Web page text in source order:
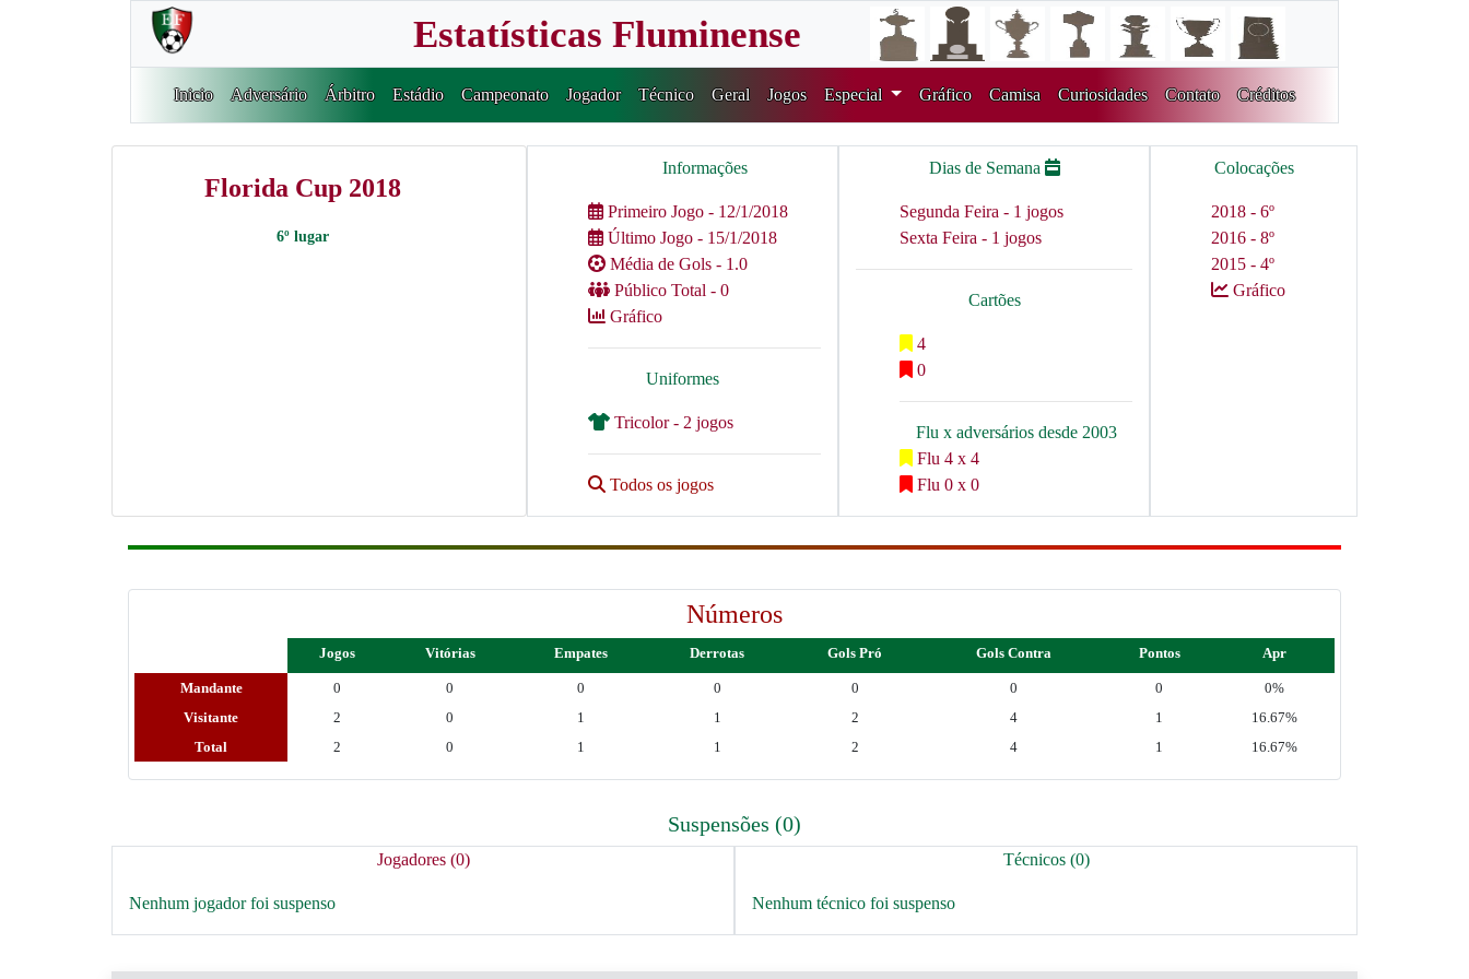
Estatísticas Fluminense
Inicio Adversário Árbitro Estádio Campeonato Jogador Técnico Geral Jogos Especial Gráfico Camisa Curiosidades Contato Créditos
Florida Cup 2018
6º lugar
Informações
Primeiro Jogo - 12/1/2018
Último Jogo - 15/1/2018
Média de Gols - 1.0
Público Total - 0
Gráfico
Uniformes
Tricolor - 2 jogos
Todos os jogos
Dias de Semana
Segunda Feira - 1 jogos
Sexta Feira - 1 jogos
Cartões
4
0
Flu x adversários desde 2003
Flu 4 x 4
Flu 0 x 0
Colocações
2018 - 6º
2016 - 8º
2015 - 4º
Gráfico
Números
Jogos Vitórias Empates Derrotas Gols Pró Gols Contra Pontos Apr
Mandante 0 0 0 0 0 0 0
0%
Visitante
2 0 1 1 2 4 1
16.67%
Total
2 0 1 1 2 4 1 16.67%
Suspensões (0)
Jogadores (0)
Nenhum jogador foi suspenso
Técnicos (0)
Nenhum técnico foi suspenso